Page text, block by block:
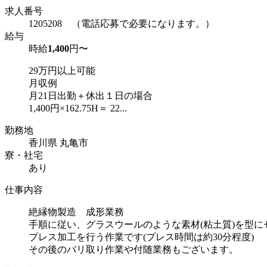
求人番号
1205208 （電話応募で必要になります。）
給与
時給1,400円〜
29万円以上可能
月収例
月21日出勤＋休出１日の場合
1,400円×162.75H＝ 22...
勤務地
香川県 丸亀市
寮・社宅
あり
仕事内容
絶縁物製造 成形業務
手順に従い、グラスウールのような素材(粘土質)を型に
プレス加工を行う作業です(プレス時間は約30分程度)
その後のバリ取り作業や付随業務もございます。